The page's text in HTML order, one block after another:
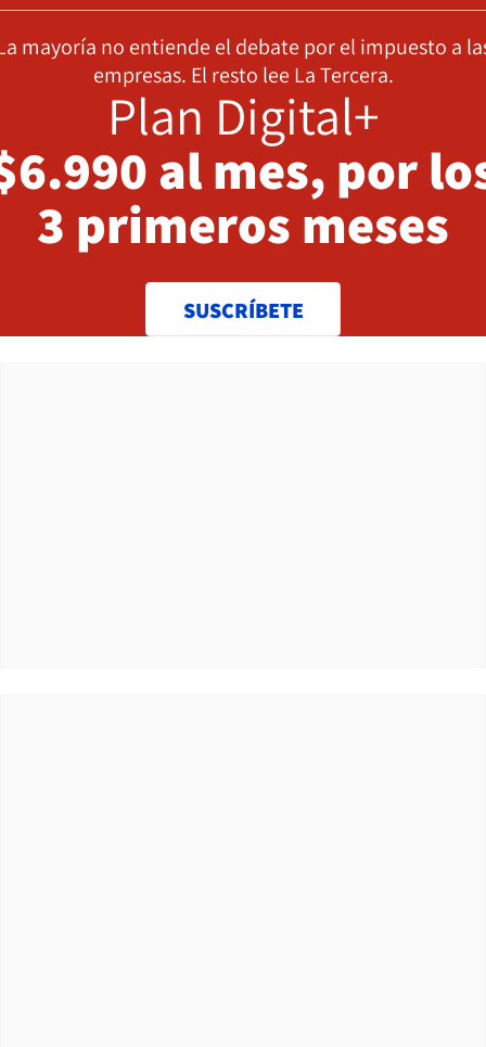
mayoría no entiende el debate por el impuesto a
empresas. El resto lee La Tercera.
Plan Digital+
al mes, por
3 primeros meses
SUSCRÍBETE